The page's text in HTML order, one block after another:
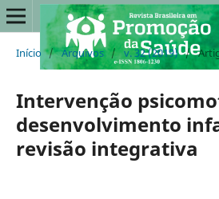
Início / Arquivos / v. 32 (2019) /
Intervenção
desenvolvimento
revisão integrativa